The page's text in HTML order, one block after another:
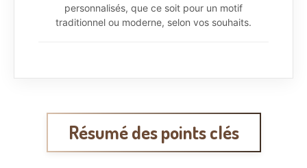
personnalisés, que ce soit pour un motif
traditionnel ou moderne, selon vos souhaits.
Résumé des points clés